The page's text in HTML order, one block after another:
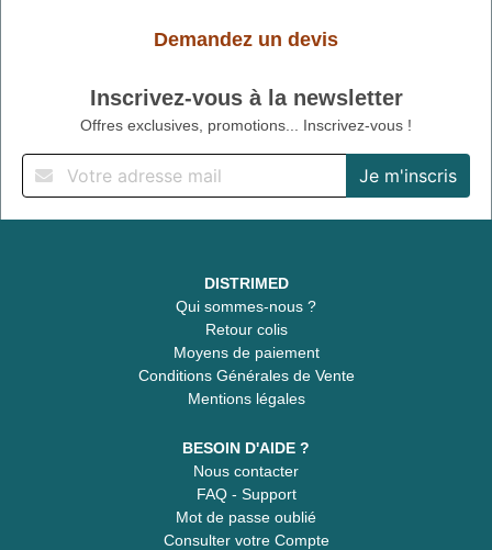
Demandez un devis
Inscrivez-vous à la newsletter
Offres exclusives, promotions... Inscrivez-vous !
DISTRIMED
Qui sommes-nous ?
Retour colis
Moyens de paiement
Conditions Générales de Vente
Mentions légales
BESOIN D'AIDE ?
Nous contacter
FAQ - Support
Mot de passe oublié
Consulter votre Compte